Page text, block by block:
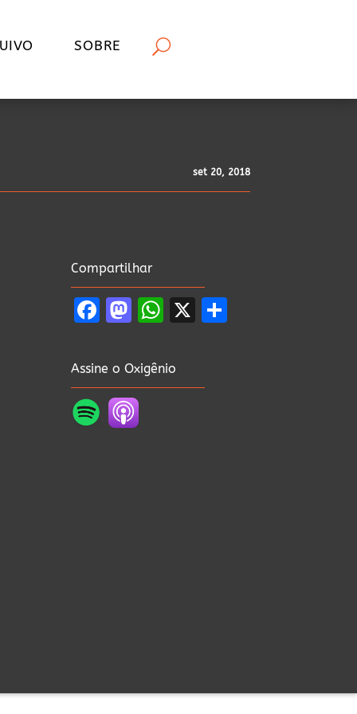
SOBRE
set 20, 2018
Compartilhar
Facebook
Mastodon
WhatsApp
X
Assine o Oxigênio